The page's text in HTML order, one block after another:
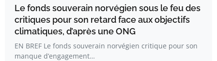
Le fonds souverain norvégien sous le feu des
critiques pour son retard face aux objectifs
climatiques, d’après une ONG
EN BREF Le fonds souverain norvégien critique pour son
manque d’engagement…